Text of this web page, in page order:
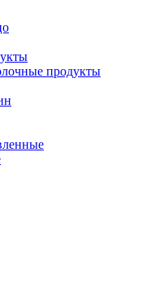
продукты